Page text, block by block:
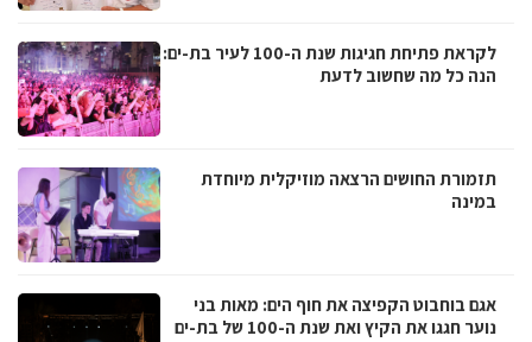
לקראת פתיחת חגיגות שנת ה-100 לעיר בת-ים:
הנה כל מה שחשוב לדעת
תזמורת החושים הרצאה מוזיקלית מיוחדת
במינה
אגם בוחבוט הקפיצה את חוף הים: מאות בני
נוער חגגו את הקיץ ואת שנת ה-100 של בת-ים